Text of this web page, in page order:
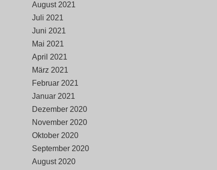
August 2021
Juli 2021
Juni 2021
Mai 2021
April 2021
März 2021
Februar 2021
Januar 2021
Dezember 2020
November 2020
Oktober 2020
September 2020
August 2020